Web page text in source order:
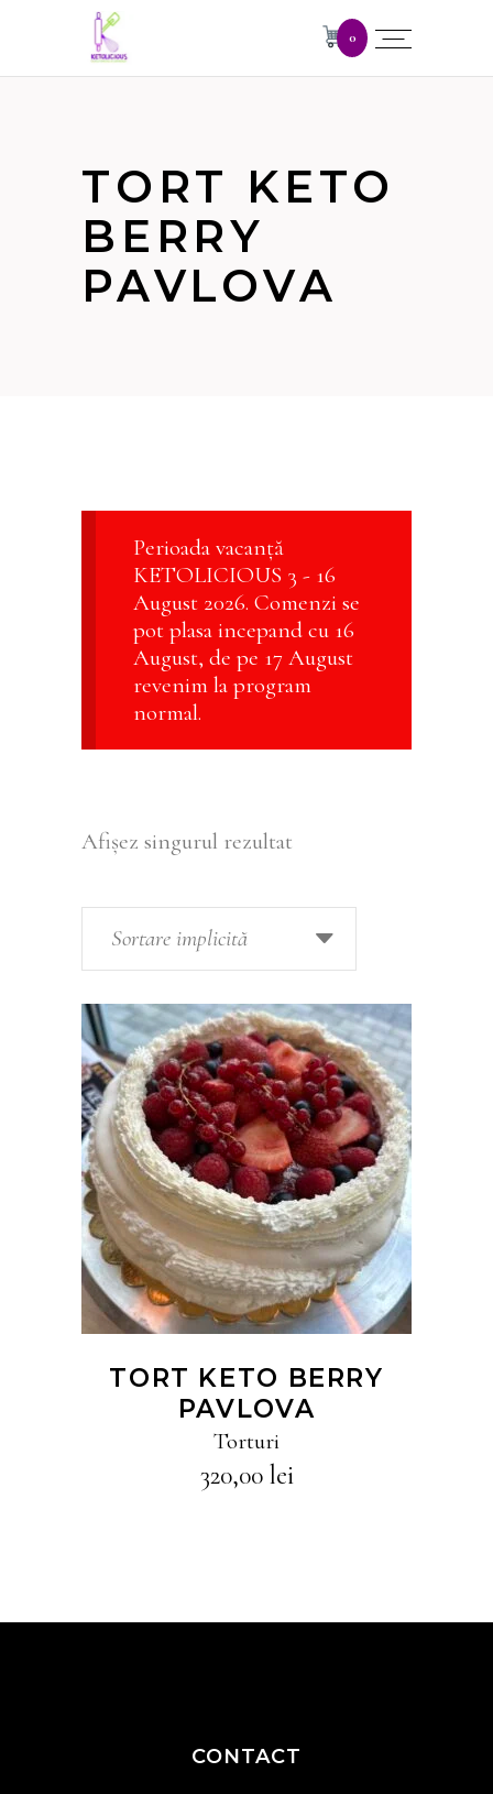
0
TORT KETO
BERRY
PAVLOVA
Perioada vacanță
KETOLICIOUS 3 - 16
August 2026. Comenzi se
pot plasa incepand cu 16
August, de pe 17 August
revenim la program
normal.
Afișez singurul rezultat
Sortare implicită
CITEȘTE MAI MULT
TORT KETO BERRY
PAVLOVA
Torturi
320,00 lei
CONTACT